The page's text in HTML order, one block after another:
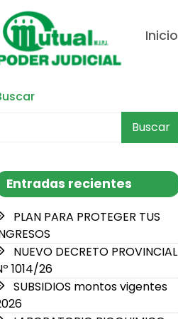
Inicio
Buscar
Entradas recientes
PLAN PARA PROTEGER TUS
NUEVO DECRETO PROVINCIAL
1014/26
SUBSIDIOS montos vigentes